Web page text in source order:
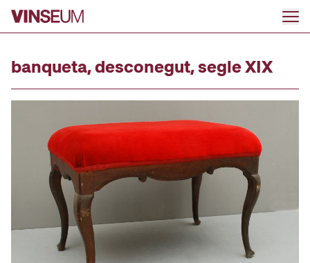
Ir al contenido
banqueta, desconegut, segle XIX